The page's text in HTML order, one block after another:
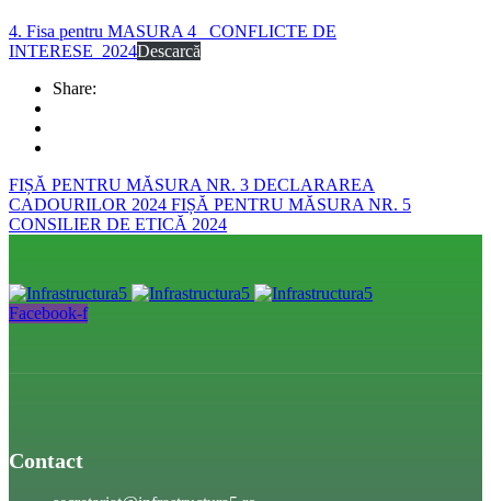
4. Fisa pentru MASURA 4_ CONFLICTE DE
INTERESE_2024Descarcă
Share:
FIȘĂ PENTRU MĂSURA NR. 3 DECLARAREA
CADOURILOR 2024 FIȘĂ PENTRU MĂSURA NR. 5
CONSILIER DE ETICĂ 2024
Facebook-f
Contact